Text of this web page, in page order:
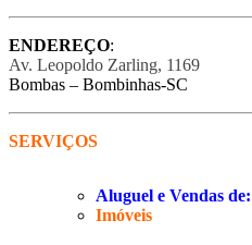
ENDEREÇO:
Av. Leopoldo Zarling, 1169
Bombas – Bombinhas-SC
SERVIÇOS
Aluguel e Vendas de:
Imóveis